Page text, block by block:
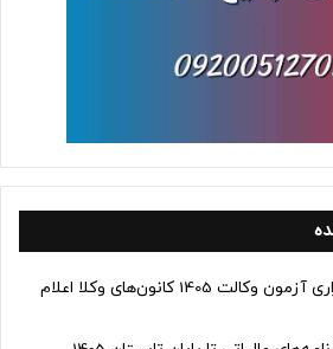
زمان قطعی و رسمی برگزاری آزمون وکالت 1405 کانون‌های وکلا اعلام